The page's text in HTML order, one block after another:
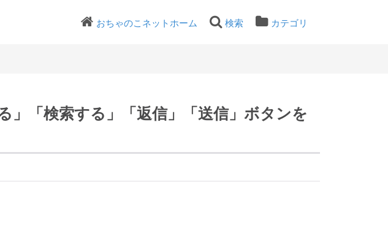
おちゃのこネットホーム 検索 カテゴリ
」「検索する」「返信」「送信」ボタンを